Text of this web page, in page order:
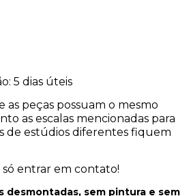
5 dias úteis
as peças possuam o mesmo
as escalas mencionadas para
de estúdios diferentes fiquem
entrar em contato!
desmontadas, sem pintura e sem